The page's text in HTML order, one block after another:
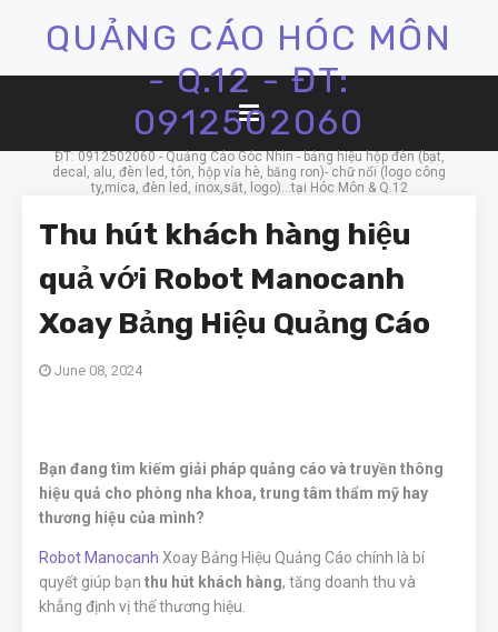
QUẢNG CÁO HÓC MÔN
- Q.12 - ĐT:
0912502060
ĐT: 0912502060 - Quảng Cáo Góc Nhìn - bảng hiệu hộp đèn (bạt,
decal, alu, đèn led, tôn, hộp vỉa hè, băng ron)- chữ nổi (logo công
ty,mica, đèn led, inox,sắt, logo)...tại Hóc Môn & Q.12
Thu hút khách hàng hiệu
quả với Robot Manocanh
Xoay Bảng Hiệu Quảng Cáo
June 08, 2024
Bạn đang tìm kiếm giải pháp quảng cáo và truyền thông
hiệu quả cho phòng nha khoa, trung tâm thẩm mỹ hay
thương hiệu của mình?
Robot Manocanh Xoay Bảng Hiệu Quảng Cáo chính là bí
quyết giúp bạn thu hút khách hàng, tăng doanh thu và
khẳng định vị thế thương hiệu.